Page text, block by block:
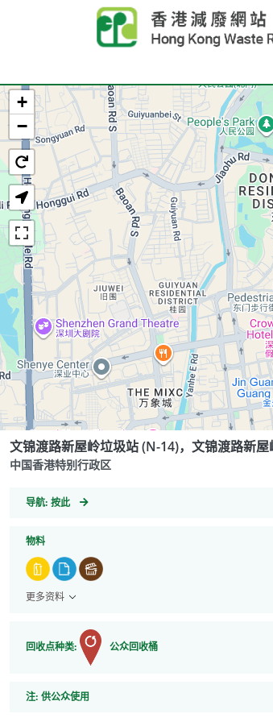
Skip to main content
首页
+
−
文锦渡路新屋岭垃圾站 (N-14)，文锦渡路新屋
中国香港特别行政区
导航: GeoCoordinates
按此
物料
更多资料
回收点种类: 公众回收桶
注: 注
供公众使用